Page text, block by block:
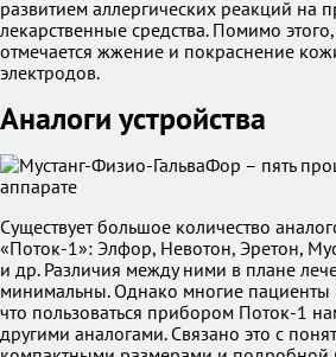
развитием аллергических реакций на
лекарственные средства. Помимо
отмечается жжение и покраснение
электродов.
Аналоги устройства
Существует большое количество
«Поток-1»: Элфор, Невотон, Эретон,
и др. Различия между ними в плане
минимальны. Однако многие пациенты
что пользоваться прибором Поток-1
другими аналогами. Связано это с